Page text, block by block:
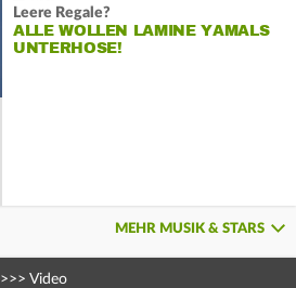
Leere Regale?
ALLE WOLLEN LAMINE YAMALS
UNTERHOSE!
MEHR MUSIK & STARS
>>> Video